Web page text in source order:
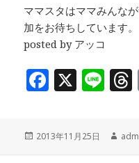
ママスタはママみんな
加をお待ちしています。
posted by アッコ
F
c
e
X Li
e
投
2013年11月25日
作